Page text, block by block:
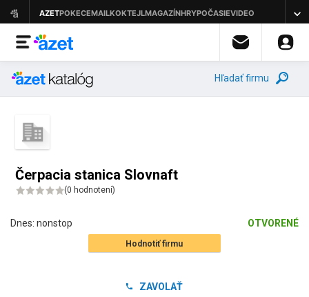
Hľadať firmu
Čerpacia stanica Slovnaft
(0 hodnotení)
Dnes: nonstop OTVORENÉ
Hodnotiť firmu
ZAVOLAŤ